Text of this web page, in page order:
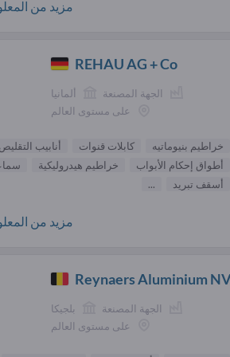
مزيد من
REHAU AG + Co
الجهة المصنعة
ألمانيا
على مستوى العالم
خراطيم بنيوماتيه كابلات قنوات أنابيب التقليص
أطواق إحكام الأبواب
خراطيم هيدروليكية
أسقف تبريد
...
مزيد من
Reynaers Aluminium
الجهة المصنعة
بلجيكا
على مستوى العالم